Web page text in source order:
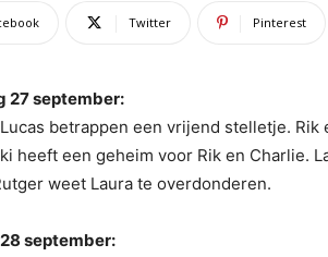
Twitter Pinterest
27 september:
betrappen een vrijend stelletje.
heeft een geheim voor Rik en Charlie.
weet Laura te overdonderen.
september: